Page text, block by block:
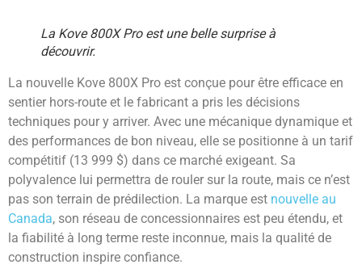
La Kove 800X Pro est une belle surprise à
découvrir.
La nouvelle Kove 800X Pro est conçue pour être efficace en
sentier hors-route et le fabricant a pris les décisions
techniques pour y arriver. Avec une mécanique dynamique et
des performances de bon niveau, elle se positionne à un tarif
compétitif (13 999 $) dans ce marché exigeant. Sa
polyvalence lui permettra de rouler sur la route, mais ce n’est
pas son terrain de prédilection. La marque est nouvelle au
Canada, son réseau de concessionnaires est peu étendu, et
la fiabilité à long terme reste inconnue, mais la qualité de
construction inspire confiance.